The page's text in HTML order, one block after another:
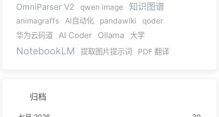
OmniParser V2 qwen image 知识图谱
animagraffs AI自动化 pandawiki
qoder
华为云码道
AI Coder Ollama 大学
NotebookLM 提取图片提示词 PDF 翻译
归档